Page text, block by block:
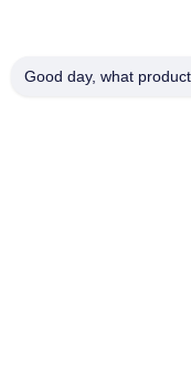
Avenida del
Good day, what